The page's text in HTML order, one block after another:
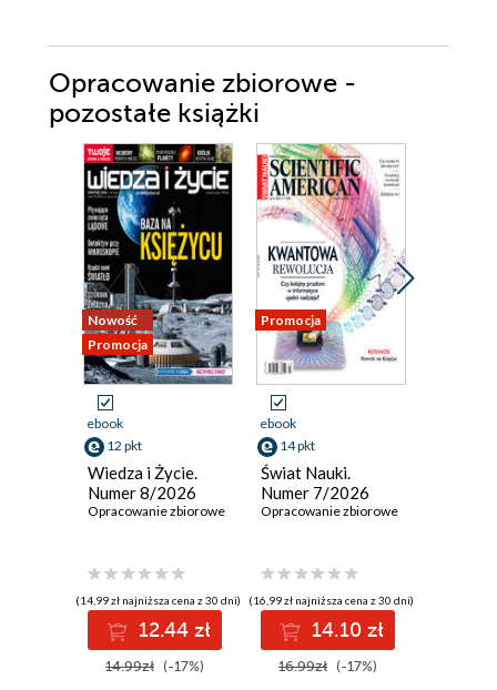
Opracowanie zbiorowe -
pozostałe książki
Nowość
Promocja
ebook
12 pkt
Wiedza i Życie.
Numer 8/2026
Opracowanie zbiorowe
(14,99 zł najniższa cena z 30 dni)
12.44 zł
14.99zł (-17%)
Promocja
ebook
14 pkt
Świat Nauki.
Numer 7/2026
Opracowanie zbiorowe
(16,99 zł najniższa cena z 30 dni)
14.10 zł
16.99zł (-17%)